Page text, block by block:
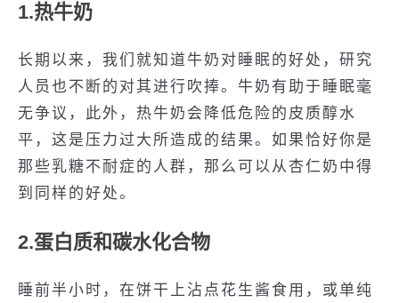
1.热牛奶
长期以来，我们就知道牛奶对睡眠的好处，研究
人员也不断的对其进行吹捧。牛奶有助于睡眠毫
无争议，此外，热牛奶会降低危险的皮质醇水
平，这是压力过大所造成的结果。如果恰好你是
那些乳糖不耐症的人群，那么可以从杏仁奶中得
到同样的好处。
2.蛋白质和碳水化合物
睡前半小时，在饼干上沾点花生酱食用，或单纯